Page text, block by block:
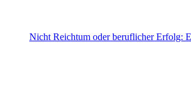
Nicht Reichtum oder beruflicher Erfolg: